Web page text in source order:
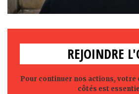
REJOINDRE
Pour continuer nos actions, votre
côtés est